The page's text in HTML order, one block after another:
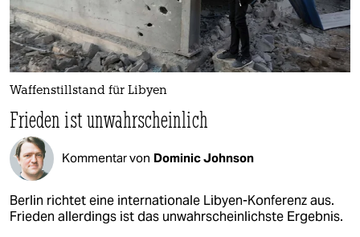
Waffenstillstand für Libyen
Frieden ist unwahrscheinlich
Kommentar von Dominic Johnson
Berlin richtet eine internationale Libyen-Konferenz aus.
Frieden allerdings ist das unwahrscheinlichste Ergebnis.